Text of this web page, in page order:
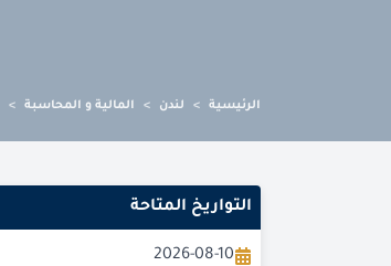
الرئيسية > لندن > المالية و المحاسبة >
التواريخ المتاحة
2026-08-10